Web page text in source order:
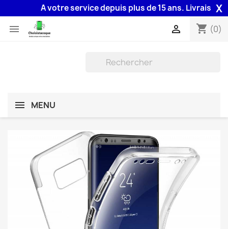
A votre service depuis plus de 15 ans. Livraison X
 shopping_cart (0)

MENU